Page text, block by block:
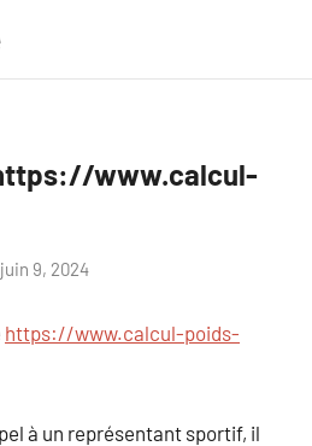
www.calcul-
juin 9, 2024
https://www.calcul-poids-
à un représentant sportif, il